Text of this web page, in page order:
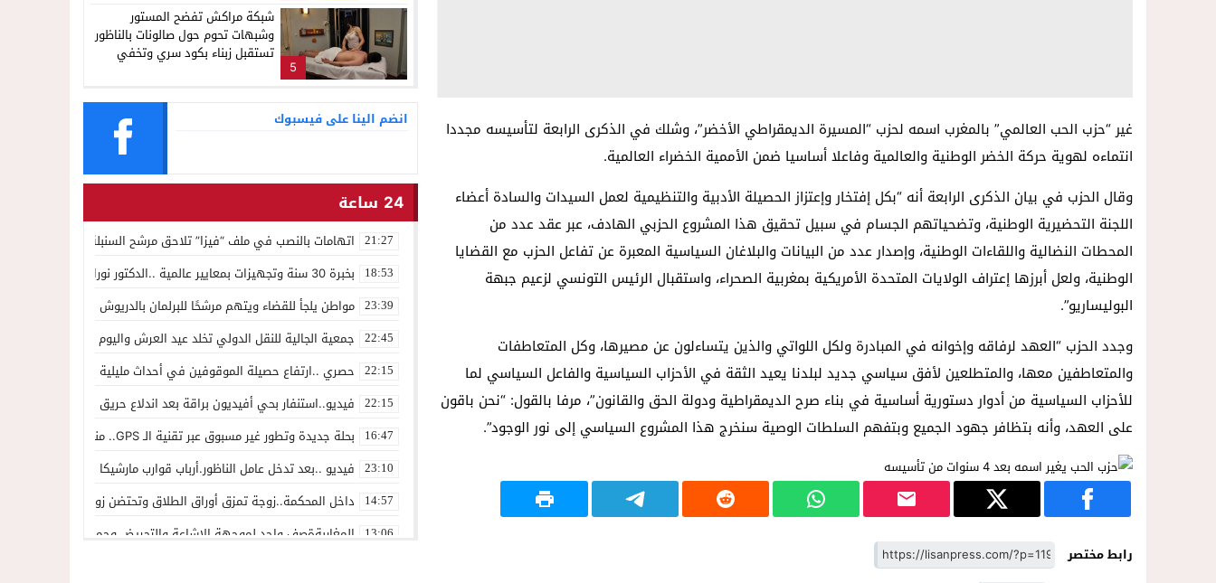
غير “حزب الحب العالمي” بالمغرب اسمه لحزب “المسيرة الديمقراطي الأخضر”، وشلك في الذكرى الرابعة لتأسيسه مجددا
انتماءه لهوية حركة الخضر الوطنية والعالمية وفاعلا أساسيا ضمن الأممية الخضراء العالمية.
وقال الحزب في بيان الذكرى الرابعة أنه “بكل إفتخار وإعتزاز الحصيلة الأدبية والتنظيمية لعمل السيدات والسادة أعضاء
اللجنة التحضيرية الوطنية، وتضحياتهم الجسام في سبيل تحقيق هذا المشروع الحزبي الهادف، عبر عقد عدد من
المحطات النضالية واللقاءات الوطنية، وإصدار عدد من البيانات والبلاغان السياسية المعبرة عن تفاعل الحزب مع القضايا
الوطنية، ولعل أبرزها إعتراف الولايات المتحدة الأمريكية بمغربية الصحراء، واستقبال الرئيس التونسي لزعيم جبهة
البوليساريو”.
وجدد الحزب “العهد لرفاقه وإخوانه في المبادرة ولكل اللواتي والذين يتساءلون عن مصيرها، وكل المتعاطفات
والمتعاطفين معها، والمتطلعين لأفق سياسي جديد لبلدنا يعيد الثقة في الأحزاب السياسية والفاعل السياسي لما
للأحزاب السياسية من أدوار دستورية أساسية في بناء صرح الديمقراطية ودولة الحق والقانون”، مرفا بالقول: “نحن باقون
على العهد، وأنه بتظافر جهود الجميع وبتفهم السلطات الوصية سنخرج هذا المشروع السياسي إلى نور الوجود”.
رابط مختصر
5
شبكة مراكش تفضح المستور
وشبهات تحوم حول صالونات بالناظور
تستقبل زبناء بكود سري وتخفي
انضم الينا على فيسبوك
24 ساعة
21:27 اتهامات بالنصب في ملف “فيزا” تلاحق مرشح السنبلة بالدريوش..
18:53 بخبرة 30 سنة وتجهيزات بمعايير عالمية ..الدكتور نورالدين صبار يفتتح عيادته المتخصصة في جراحة العظام بالناظور
23:39 مواطن يلجأ للقضاء ويتهم مرشحًا للبرلمان بالدريوش بالاستيلاء على 22 مليون سنتيم
22:45 جمعية الجالية للنقل الدولي تخلد عيد العرش واليوم الوطني للمهاجر
22:15 حصري ..ارتفاع حصيلة الموقوفين في أحداث مليلية إلى 82 شخصًا وتحقيقات تقود إلى متابعات جنائية ثقيلة
22:15 فيديو..استنفار بحي أفيديون براقة بعد اندلاع حريق داخل ضيعة فلاحية
16:47 بحلة جديدة وتطور غير مسبوق عبر تقنية الـ GPS.. منصة “مرحباناظور” تعزز مكانتها كوجهة أولى لسكان إقليمي الناظور والدريوش
23:10 فيديو ..بعد تدخل عامل الناظور.أرباب قوارب مارشيكا يعلقون احتجاجهم
14:57 داخل المحكمة..زوجة تمزق أوراق الطلاق وتحتضن زوجها في لحظة
13:06 المغاربةةصف واحد لموجهة الإشاعة والتحريض وحملات التضليل